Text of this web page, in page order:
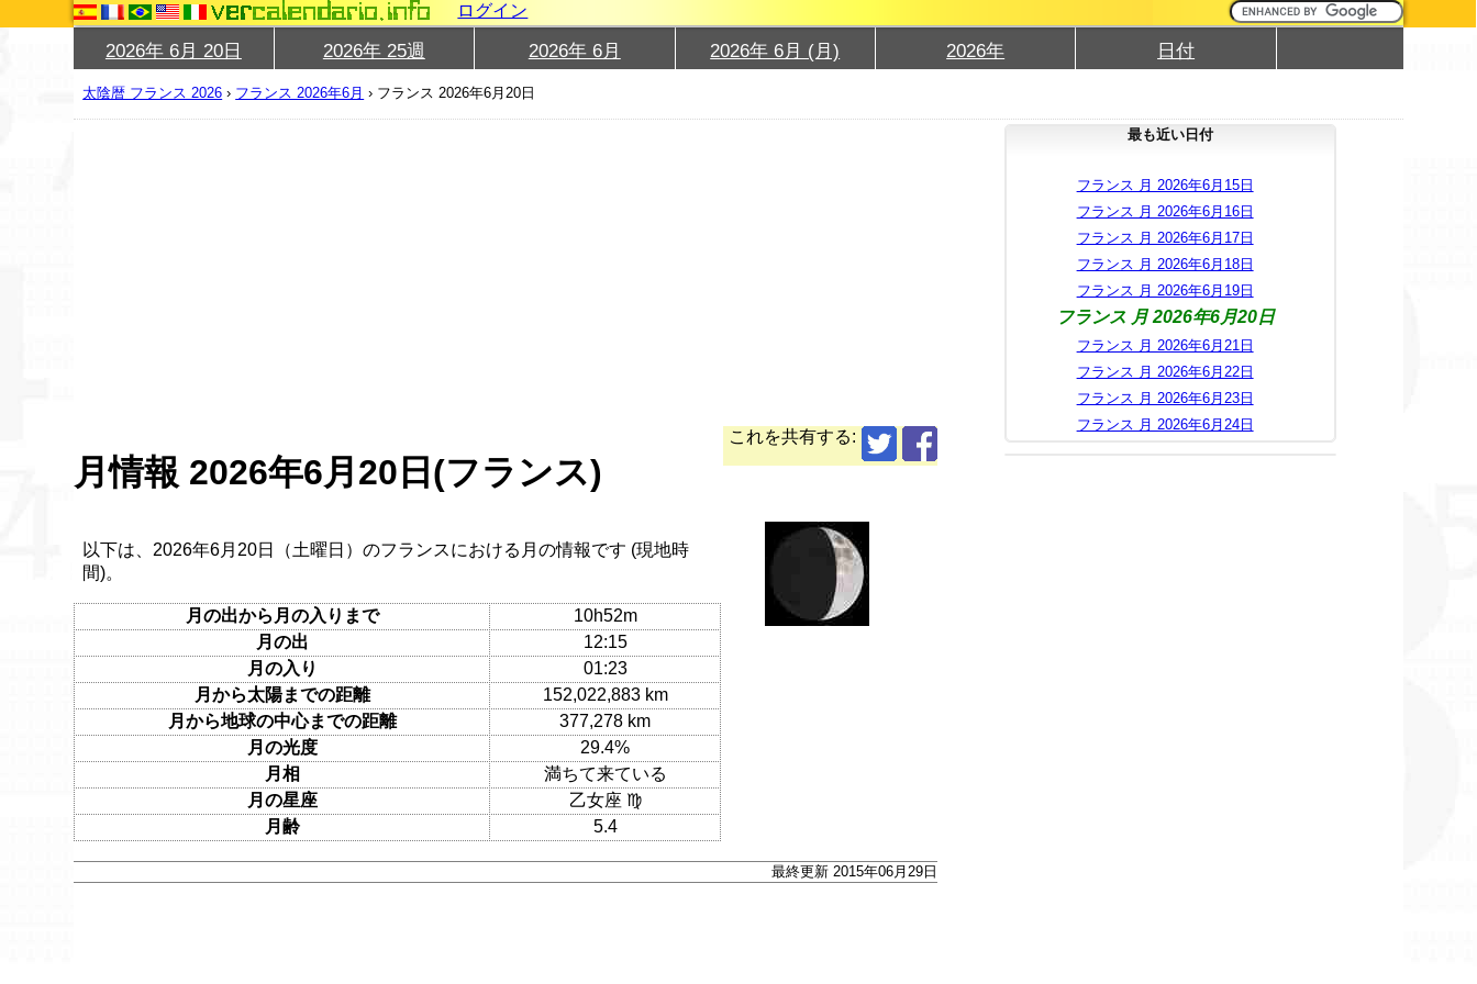
ログイン
2026年 6月 20日 2026年 25週 2026年 6月 2026年 6月 (月) 2026年 日付
太陰暦 フランス 2026 › フランス 2026年6月 › フランス 2026年6月20日
これを共有する:
月情報 2026年6月20日(フランス)
以下は、2026年6月20日（土曜日）のフランスにおける月の情報です (現地時
間)。
月の出から月の入りまで
10h52m
月の出
12:15
月の入り
01:23
月から太陽までの距離
152,022,883 km
月から地球の中心までの距離
377,278 km
月の光度
29.4%
月相
満ちて来ている
月の星座
乙女座 ♍
月齢
5.4
最終更新 2015年06月29日
最も近い日付
フランス 月 2026年6月15日
フランス 月 2026年6月16日
フランス 月 2026年6月17日
フランス 月 2026年6月18日
フランス 月 2026年6月19日
フランス 月 2026年6月20日
フランス 月 2026年6月21日
フランス 月 2026年6月22日
フランス 月 2026年6月23日
フランス 月 2026年6月24日